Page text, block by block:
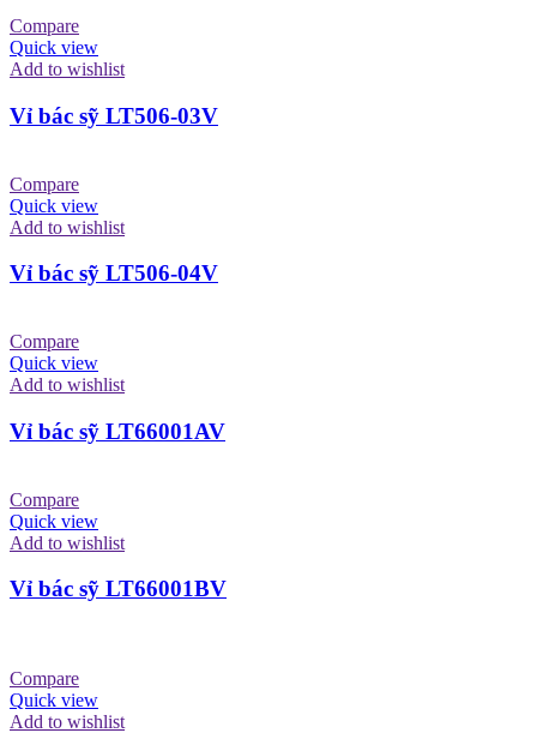
Compare
Quick view
Add to wishlist
Vỉ bác sỹ LT506-03V
Compare
Quick view
Add to wishlist
Vỉ bác sỹ LT506-04V
Compare
Quick view
Add to wishlist
Vỉ bác sỹ LT66001AV
Compare
Quick view
Add to wishlist
Vỉ bác sỹ LT66001BV
Compare
Quick view
Add to wishlist